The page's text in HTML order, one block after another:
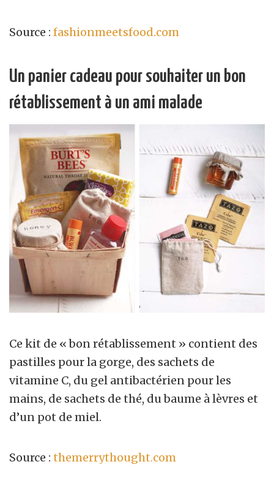
Source : fashionmeetsfood.com
Un panier cadeau pour souhaiter un bon
rétablissement à un ami malade
Ce kit de « bon rétablissement » contient des
pastilles pour la gorge, des sachets de
vitamine C, du gel antibactérien pour les
mains, de sachets de thé, du baume à lèvres et
d’un pot de miel.
Source : themerrythought.com